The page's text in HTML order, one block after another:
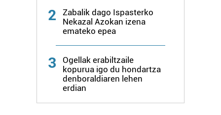
produktuak garatzeko. Zure datuak nork eta zertarako
erabiltzen dituen hauta dezakezu.
Bazkide batzuek ez dizute baimenik eskatzen, eta beren
interes komertzial legitimoetan babesten dira. Ikusi gure
bazkideen zerrenda, beren ustez zein helburutarako
duten interes legitimoa eta horren aurka nola egin
dezakezun ikusteko.
2
Zabalik dago Ispasterko
Nekazal Azokan izena
emateko epea
3
Ogellak erabiltzaile
kopurua igo du hondartza
denboraldiaren lehen
erdian